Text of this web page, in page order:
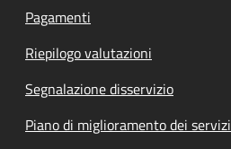
Pagamenti
Riepilogo valutazioni
Segnalazione disservizio
Piano di miglioramento dei servizi